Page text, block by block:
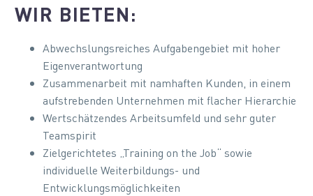
WIR BIETEN:
Abwechslungsreiches Aufgabengebiet mit hoher
Eigenverantwortung
Zusammenarbeit mit namhaften Kunden, in einem
aufstrebenden Unternehmen mit flacher Hierarchie
Wertschätzendes Arbeitsumfeld und sehr guter
Teamspirit
Zielgerichtetes „Training on the Job“ sowie
individuelle Weiterbildungs- und
Entwicklungsmöglichkeiten